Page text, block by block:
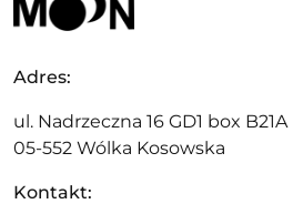
Adres:
ul. Nadrzeczna 16 GD1 box B21A
05-552 Wólka Kosowska
Kontakt: